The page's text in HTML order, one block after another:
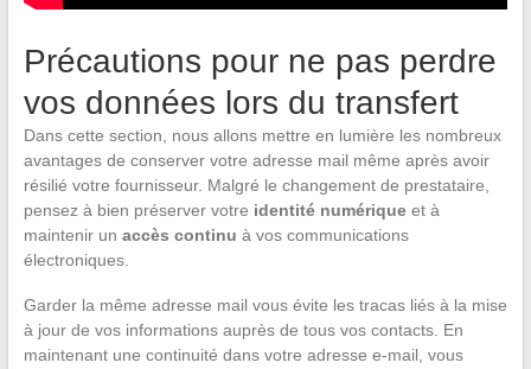
Précautions pour ne pas perdre
vos données lors du transfert
Dans cette section, nous allons mettre en lumière les nombreux
avantages de conserver votre adresse mail même après avoir
résilié votre fournisseur. Malgré le changement de prestataire,
pensez à bien préserver votre identité numériqueet à
maintenir un accès continu à vos communications
électroniques.
Garder la même adresse mail vous évite les tracas liés à la mise
à jour de vos informations auprès de tous vos contacts. En
maintenant une continuité dans votre adresse e-mail, vous